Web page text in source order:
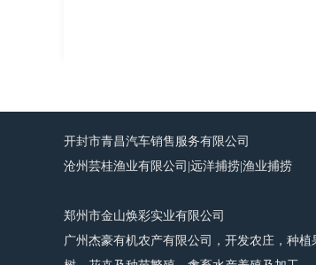
开封市青昌汽车销售服务有限公司
沧州芸桂渔业有限公司|远洋捕捞|渔业捕捞
郑州市金山焕彩实业有限公司
广州杰豪有机农产有限公司，开发农庄，种植